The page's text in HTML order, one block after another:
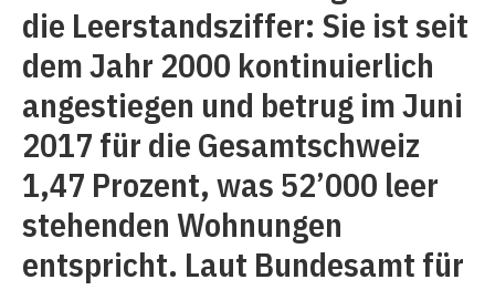
die Leerstandsziffer: Sie ist seit
dem Jahr 2000 kontinuierlich
angestiegen und betrug im Juni
2017 für die Gesamtschweiz
1,47 Prozent, was 52’000 leer
stehenden Wohnungen
entspricht. Laut Bundesamt für